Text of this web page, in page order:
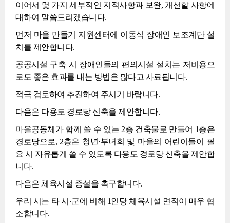
이어서 몇 가지 세부적인 지적사항과 보완, 개선할 사항에
대하여 말씀드리겠습니다.
먼저 마을 만들기 지원센터에 이동식 장애인 보조계단 설
치를 제안합니다.
공공시설 구축 시 장애인들의 편의시설 설치는 저비용으
로도 좋은 효과를 내는 방법은 많다고 사료됩니다.
적극 검토하여 추진하여 주시기 바랍니다.
다음은 다용도 경로당 신축을 제안합니다.
마을공동체가 함께 쓸 수 있는 2층 건축물로 만들어 1층은
경로당으로, 2층은 청년·부녀회 및 마을의 어린이들이 필
요 시 자유롭게 쓸 수 있도록 다용도 경로당 신축을 제안합
니다.
다음은 체육시설 증설을 촉구합니다.
우리 시는 타 시·군에 비해 1인당 체육시설 면적이 매우 협
소합니다.